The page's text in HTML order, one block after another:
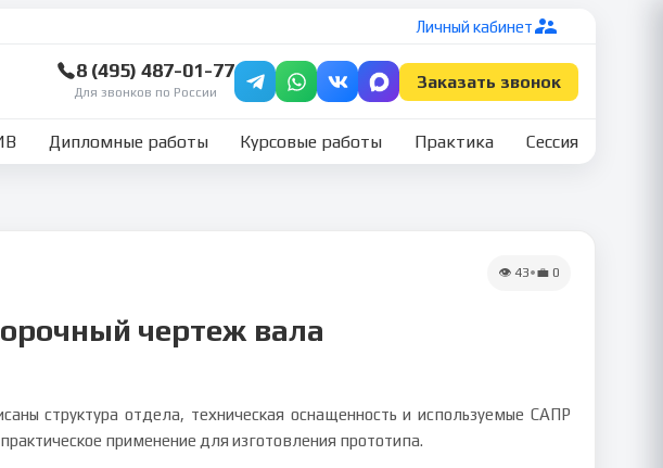
Личный кабинет
8 (495) 487-01-77
Для звонков по России
Заказать звонок
Дипломные работы Курсовые работы Практика Сессия
👁 43•💼 0
чертеж вала
структура отдела, техническая оснащенность и используемые САПР
применение для изготовления прототипа.